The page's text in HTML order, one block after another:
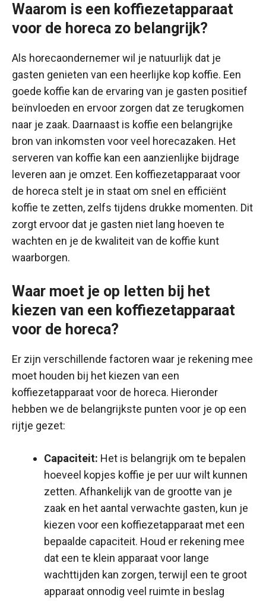
Waarom is een koffiezetapparaat
voor de horeca zo belangrijk?
Als horecaondernemer wil je natuurlijk dat je
gasten genieten van een heerlijke kop koffie. Een
goede koffie kan de ervaring van je gasten positief
beïnvloeden en ervoor zorgen dat ze terugkomen
naar je zaak. Daarnaast is koffie een belangrijke
bron van inkomsten voor veel horecazaken. Het
serveren van koffie kan een aanzienlijke bijdrage
leveren aan je omzet. Een koffiezetapparaat voor
de horeca stelt je in staat om snel en efficiënt
koffie te zetten, zelfs tijdens drukke momenten. Dit
zorgt ervoor dat je gasten niet lang hoeven te
wachten en je de kwaliteit van de koffie kunt
waarborgen.
Waar moet je op letten bij het
kiezen van een koffiezetapparaat
voor de horeca?
Er zijn verschillende factoren waar je rekening mee
moet houden bij het kiezen van een
koffiezetapparaat voor de horeca. Hieronder
hebben we de belangrijkste punten voor je op een
rijtje gezet:
Capaciteit: Het is belangrijk om te bepalen
hoeveel kopjes koffie je per uur wilt kunnen
zetten. Afhankelijk van de grootte van je
zaak en het aantal verwachte gasten, kun je
kiezen voor een koffiezetapparaat met een
bepaalde capaciteit. Houd er rekening mee
dat een te klein apparaat voor lange
wachttijden kan zorgen, terwijl een te groot
apparaat onnodig veel ruimte in beslag